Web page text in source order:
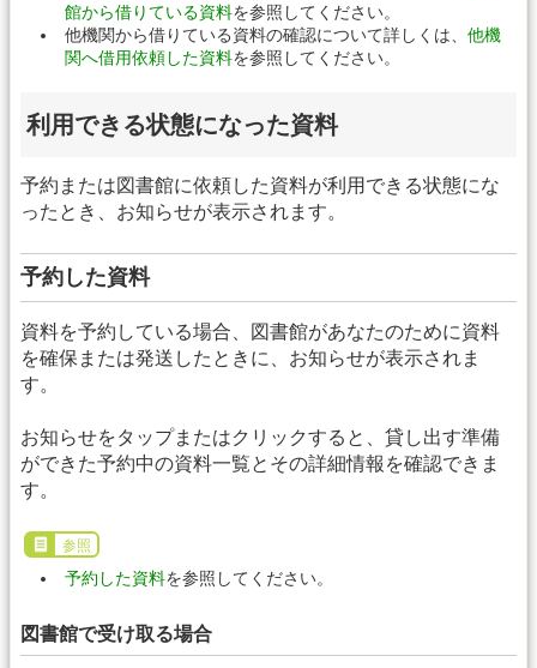
館から借りている資料を参照してください。
他機関から借りている資料の確認について詳しくは、 他機
関へ借用依頼した資料を参照してください。
利用できる状態になった資料
予約または図書館に依頼した資料が利用できる状態にな
ったとき、お知らせが表示されます。
予約した資料
資料を予約している場合、図書館があなたのために資料
を確保または発送したときに、お知らせが表示されま
す。
お知らせをタップまたはクリックすると、貸し出す準備
ができた予約中の資料一覧とその詳細情報を確認できま
す。
参照
予約した資料を参照してください。
図書館で受け取る場合